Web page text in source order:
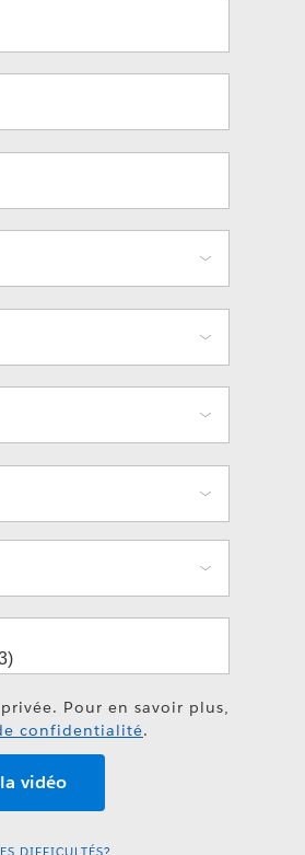
Pour en savoir plus,
confidentialité.